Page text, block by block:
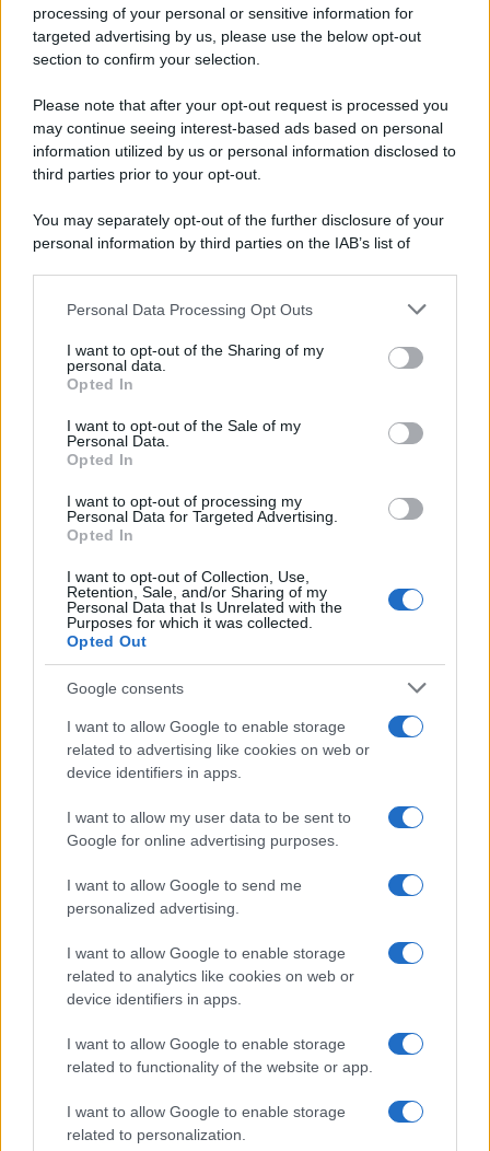
processing of your personal or sensitive information for
targeted advertising by us, please use the below opt-out
section to confirm your selection.
Please note that after your opt-out request is processed you
may continue seeing interest-based ads based on personal
information utilized by us or personal information disclosed to
third parties prior to your opt-out.
You may separately opt-out of the further disclosure of your
personal information by third parties on the IAB’s list of
This information may also be disclosed by us to third parties
disclose it to other third parties.
Please note that this website/app uses one or more Google
services and may gather and store information including but
not limited to your visit or usage behaviour. You may click to
grant or deny consent to Google and its third-party tags to
consent section.
Personal Data Processing Opt Outs
I want to opt-out of the Sharing of my
personal data.
Opted In
I want to opt-out of the Sale of my
Personal Data.
Opted In
I want to opt-out of processing my
Personal Data for Targeted Advertising.
Opted In
I want to opt-out of Collection, Use,
Retention, Sale, and/or Sharing of my
Personal Data that Is Unrelated with the
Purposes for which it was collected.
Opted Out
Google consents
I want to allow Google to enable storage
related to advertising like cookies on web or
device identifiers in apps.
I want to allow my user data to be sent to
Google for online advertising purposes.
I want to allow Google to send me
personalized advertising.
I want to allow Google to enable storage
related to analytics like cookies on web or
device identifiers in apps.
I want to allow Google to enable storage
related to functionality of the website or app.
I want to allow Google to enable storage
related to personalization.
Ti è piaciuta?
Per favore, lascia un
breve commento.